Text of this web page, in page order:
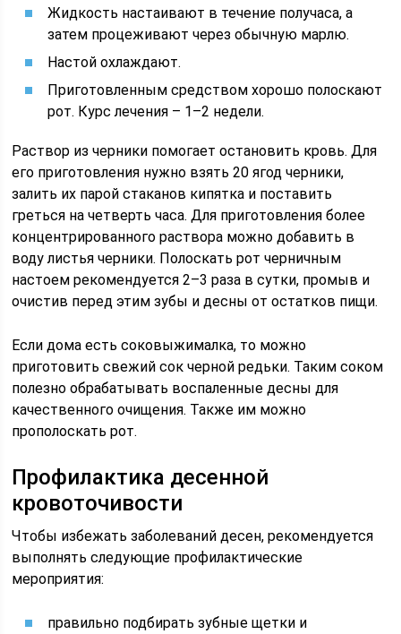
Жидкость настаивают в течение получаса, а
затем процеживают через обычную марлю.
Настой охлаждают.
Приготовленным средством хорошо полоскают
рот. Курс лечения – 1–2 недели.
Раствор из черники помогает остановить кровь. Для
его приготовления нужно взять 20 ягод черники,
залить их парой стаканов кипятка и поставить
греться на четверть часа. Для приготовления более
концентрированного раствора можно добавить в
воду листья черники. Полоскать рот черничным
настоем рекомендуется 2–3 раза в сутки, промыв и
очистив перед этим зубы и десны от остатков пищи.
Если дома есть соковыжималка, то можно
приготовить свежий сок черной редьки. Таким соком
полезно обрабатывать воспаленные десны для
качественного очищения. Также им можно
прополоскать рот.
Профилактика десенной
кровоточивости
Чтобы избежать заболеваний десен, рекомендуется
выполнять следующие профилактические
мероприятия:
правильно подбирать зубные щетки и